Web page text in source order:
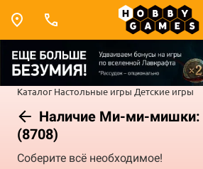
Каталог Настольные игры Детские игры
Наличие Ми-ми-мишки:
(8708)
Соберите всё необходимое!